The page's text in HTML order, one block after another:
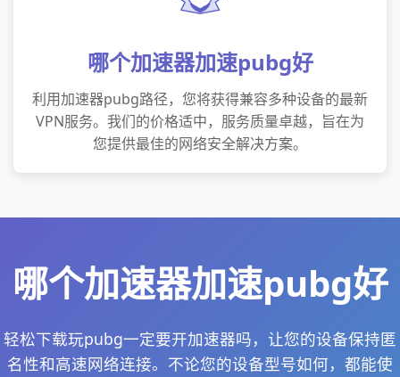
哪个加速器加速pubg好
利用加速器pubg路径，您将获得兼容多种设备的最新
VPN服务。我们的价格适中，服务质量卓越，旨在为
您提供最佳的网络安全解决方案。
哪个加速器加速pubg好
轻松下载玩pubg一定要开加速器吗，让您的设备保持匿
名性和高速网络连接。不论您的设备型号如何，都能使